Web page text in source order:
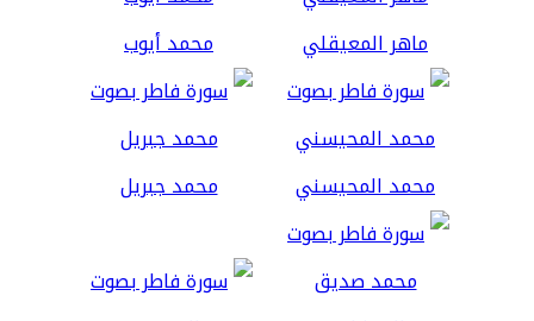
ماهر المعيقلي محمد أيوب
محمد المحيسني محمد جبريل